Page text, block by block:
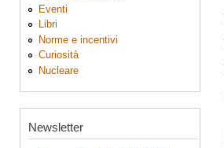
Eventi
Libri
Norme e incentivi
Curiosità
Nucleare
Newsletter